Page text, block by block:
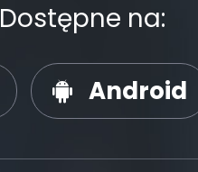
Dostępne na:
Android